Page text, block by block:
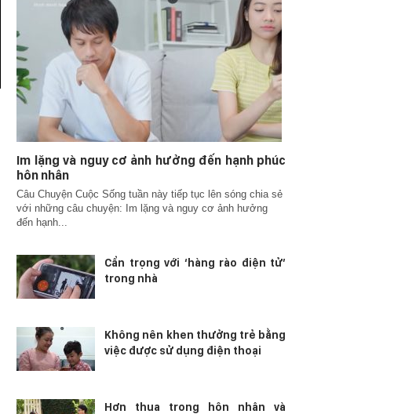
Im lặng và nguy cơ ảnh hưởng đến hạnh phúc
hôn nhân
Câu Chuyện Cuộc Sống tuần này tiếp tục lên sóng chia sẻ
với những câu chuyện: Im lặng và nguy cơ ảnh hưởng
đến hạnh...
Cẩn trọng với ‘hàng rào điện tử’
trong nhà
Không nên khen thưởng trẻ bằng
việc được sử dụng điện thoại
Hơn thua trong hôn nhân và